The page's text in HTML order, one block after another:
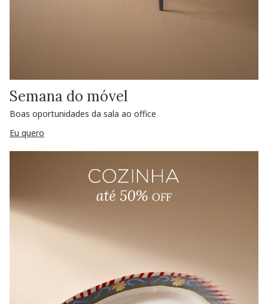
Semana do móvel
Boas oportunidades da sala ao office
Eu quero